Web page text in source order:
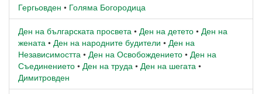
Гергьовден • Голяма Богородица
Ден на българската просвета • Ден на детето • Ден на
жената • Ден на народните будители • Ден на
Независимостта • Ден на Освобождението • Ден на
Съединението • Ден на труда • Ден на шегата •
Димитровден